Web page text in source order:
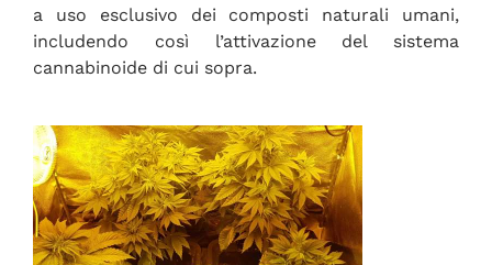
a uso esclusivo dei composti naturali umani,
includendo così l’attivazione del sistema
cannabinoide di cui sopra.